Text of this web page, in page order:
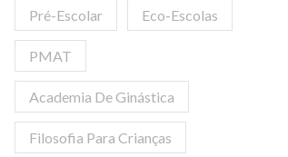
Pré-Escolar Eco-Escolas
PMAT
Academia De Ginástica
Filosofia Para Crianças